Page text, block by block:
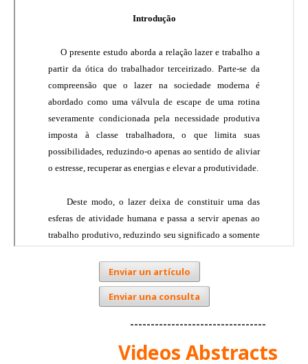
Enviar un artículo
Enviar una consulta
---------------------------------
Videos Abstracts